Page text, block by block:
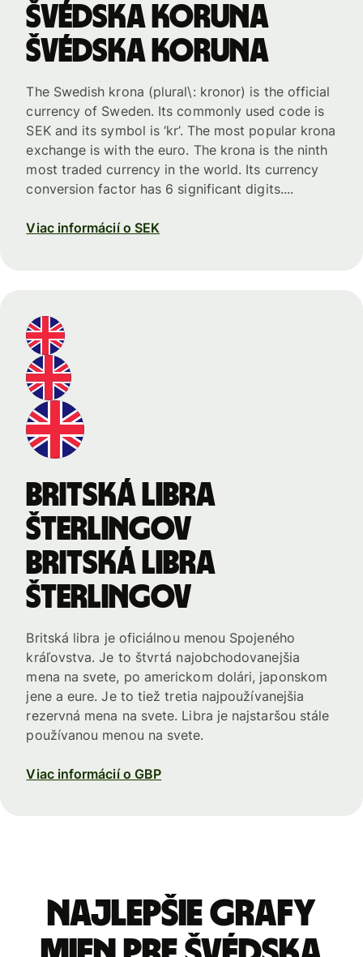
Švédska koruna
Švédska koruna
The Swedish krona (plural\: kronor) is the official
currency of Sweden. Its commonly used code is
SEK and its symbol is ‘kr’. The most popular krona
exchange is with the euro. The krona is the ninth
most traded currency in the world. Its currency
conversion factor has 6 significant digits....
Viac informácií o SEK
Britská libra
šterlingov
Britská libra
šterlingov
Britská libra je oficiálnou menou Spojeného
kráľovstva. Je to štvrtá najobchodovanejšia
mena na svete, po americkom dolári, japonskom
jene a eure. Je to tiež tretia najpoužívanejšia
rezervná mena na svete. Libra je najstaršou stále
používanou menou na svete.
Viac informácií o GBP
Najlepšie grafy